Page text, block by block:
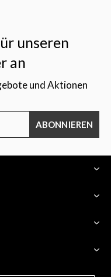
unseren
an
und Aktionen
ABONNIEREN